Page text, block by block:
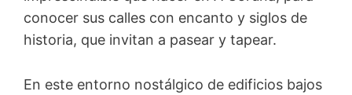
conocer sus calles con encanto y siglos de
historia, que invitan a pasear y tapear.
En este entorno nostálgico de edificios bajos